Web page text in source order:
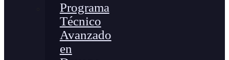
Programa
Técnico
Avanzado
en